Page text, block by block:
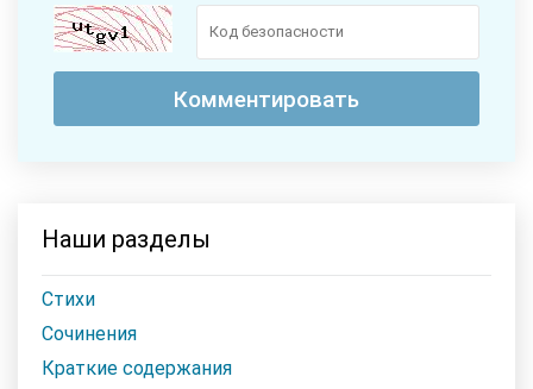
Наши разделы
Стихи
Сочинения
Краткие содержания